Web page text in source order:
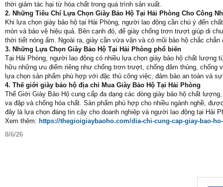
thời giảm tác hại từ hóa chất trong quá trình sản xuất.
2. Những Tiêu Chí Lựa Chọn Giày Bảo Hộ Tại Hải Phòng Cho Công
Khi lựa chọn giày bảo hộ tại Hải Phòng, người lao động cần chú ý đến
mòn và bảo vệ hiệu quả. Bên cạnh đó, đế giày chống trơn trượt giúp di
thời tiết nóng ẩm. Ngoài ra, giày cần vừa vặn và có mũi bảo hộ chắc
3. Những Lựa Chọn Giày Bảo Hộ Tại Hải Phòng phổ biến
Tại Hải Phòng, người lao động có nhiều lựa chọn giày bảo hộ chất
hữu những ưu điểm riêng như chống trơn trượt, chống đâm thủng,
lựa chọn sản phẩm phù hợp với đặc thù công việc, đảm bảo an toàn và
4. Thế giới giày bảo hộ địa chỉ Mua Giày Bảo Hộ Tại Hải Phòng
Thế Giới Giày Bảo Hộ cung cấp đa dạng các dòng giày bảo hộ chất
va đập và chống hóa chất. Sản phẩm phù hợp cho nhiều ngành nghề,
đây là lựa chọn đáng tin cậy cho doanh nghiệp và người lao động tại Hải
Xem thêm: https://thegioigiaybaoho.com/dia-chi-cung-cap-giay-bao-
8/6/26